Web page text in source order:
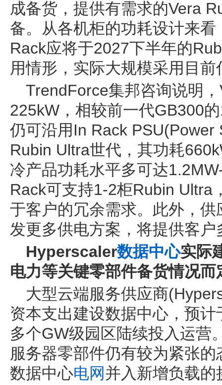
成备货，提供有需求的Vera
备。从各机柜的功耗设计来
Rack应将于2027下半年的
用情形，实际大规模采用目
TrendForce集邦咨询说明
225kW，相较前一代GB300
仍可沿用In Rack
Rubin Ultra世代，其功耗
冷产品功耗水平多可达
Rack可支持1-2柜Rubin Ultra
于客户的冗余需求。此外，
发更多供电方案，将提供客户
Hyperscaler数据中心实际
电力等关键零部件备货情况而
大型云端服务供应商
资本支出建设数据中心，预
多个GW级园区陆续投入运营
服务器零部件仍有较为紧张
数据中心电网并入新增负载